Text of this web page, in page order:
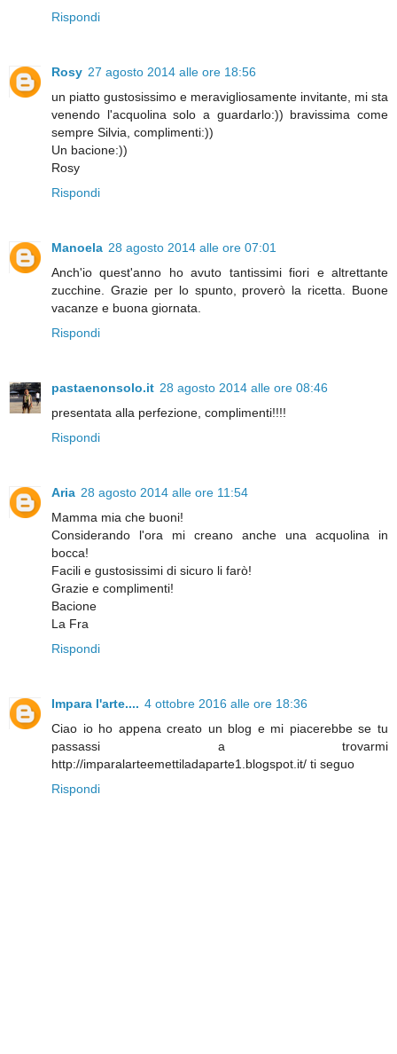
Rispondi
Rosy 27 agosto 2014 alle ore 18:56
un piatto gustosissimo e meravigliosamente invitante, mi sta
venendo l'acquolina solo a guardarlo:)) bravissima come
sempre Silvia, complimenti:))
Un bacione:))
Rosy
Rispondi
Manoela 28 agosto 2014 alle ore 07:01
Anch'io quest'anno ho avuto tantissimi fiori e altrettante
zucchine. Grazie per lo spunto, proverò la ricetta. Buone
vacanze e buona giornata.
Rispondi
pastaenonsolo.it 28 agosto 2014 alle ore 08:46
presentata alla perfezione, complimenti!!!!
Rispondi
Aria 28 agosto 2014 alle ore 11:54
Mamma mia che buoni!
Considerando l'ora mi creano anche una acquolina in
bocca!
Facili e gustosissimi di sicuro li farò!
Grazie e complimenti!
Bacione
La Fra
Rispondi
Impara l'arte.... 4 ottobre 2016 alle ore 18:36
Ciao io ho appena creato un blog e mi piacerebbe se tu
passassi a trovarmi
http://imparalarteemettiladaparte1.blogspot.it/ ti seguo
Rispondi